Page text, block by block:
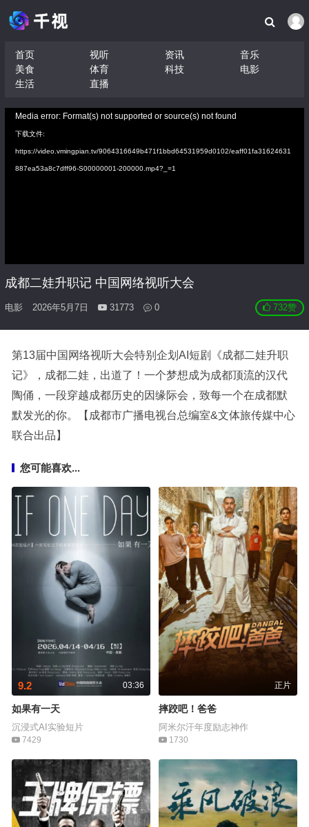
首页 视听 资讯
音乐
美食
体育 科技
电影
生活
直播
Media error: Format(s) not supported or source(s) not found
下载文件:
https://video.vmingpian.tv/9064316649b471f1bbd64531959d0102/eaff01fa31624631
887ea53a8c7dff96-S00000001-200000.mp4?_=1
成都二娃升职记 中国网络视听大会
电影 2026年5月7日 31773 0 732赞
第13届中国网络视听大会特别企划AI短剧《成都二娃升职
记》，成都二娃，出道了！一个梦想成为成都顶流的汉代
陶俑，一段穿越成都历史的因缘际会，致每一个在成都默
默发光的你。【成都市广播电视台总编室&文体旅传媒中心
联合出品】
您可能喜欢...
03:36
9.2
如果有一天
沉浸式AI实验短片
7429
正片
摔跤吧！爸爸
阿米尔汗年度励志神作
1730